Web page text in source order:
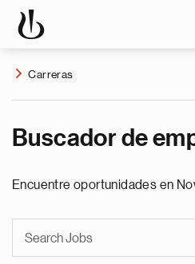
Carreras
Buscador de
Encuentre oportunidades en